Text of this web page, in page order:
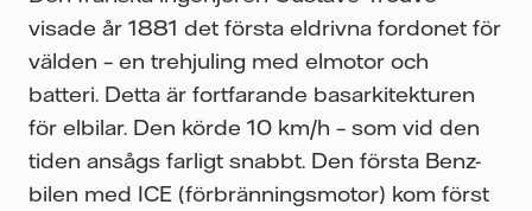
visade år 1881 det första eldrivna fordonet för
välden – en trehjuling med elmotor och
batteri. Detta är fortfarande basarkitekturen
för elbilar. Den körde 10 km/h – som vid den
tiden ansågs farligt snabbt. Den första Benz-
bilen med ICE (förbränningsmotor) kom först